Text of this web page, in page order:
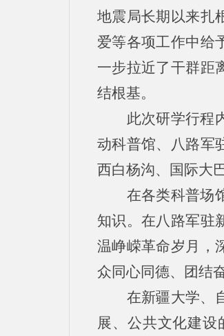
地震局长期以来扎
爱等各项工作中给
一步拉近了干群距
结根基。
此次研学行程
动科普馆、八路军
西白杨沟、国际大
在各类科普场
知识。在八路军驻
温峥嵘革命岁月，
众同心同德、团结
在新疆大学、
展、公共文化建